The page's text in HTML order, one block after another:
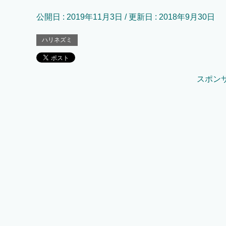
公開日 : 2019年11月3日 / 更新日 : 2018年9月30日
ハリネズミ
スポン